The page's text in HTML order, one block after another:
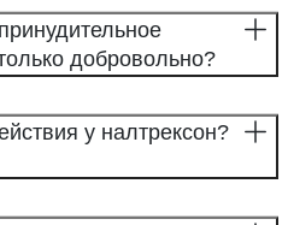
добровольно?
у налтрексон?